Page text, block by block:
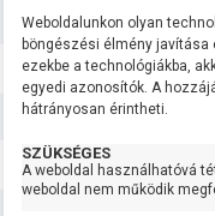
Weboldalunkon olyan
böngészési élmény
ezekbe a technológiákba,
egyedi azonosítók. A
hátrányosan érintheti.
SZÜKSÉGES
A weboldal használhatóvá
weboldal nem működik